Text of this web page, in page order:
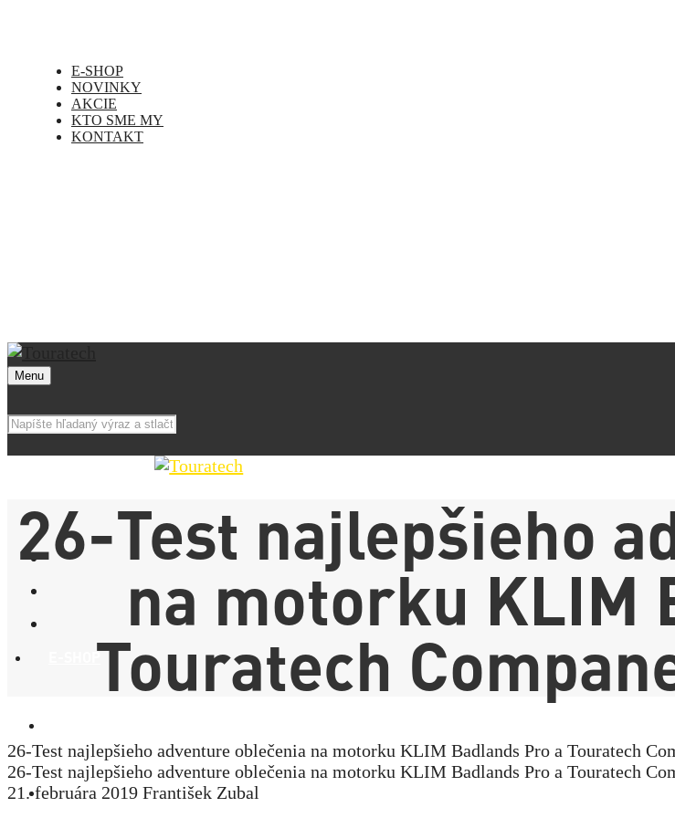
E-SHOP
NOVINKY
AKCIE
KTO SME MY
KONTAKT
Menu
E-SHOP
AKCIE
26-Test najlepšieho
na motorku KLIM
Touratech
26-Test najlepšieho adventure oblečenia na motorku KLIM Badlands Pro a Touratech
26-Test najlepšieho adventure oblečenia na motorku KLIM Badlands Pro a Touratech
21. februára 2019 František Zubal